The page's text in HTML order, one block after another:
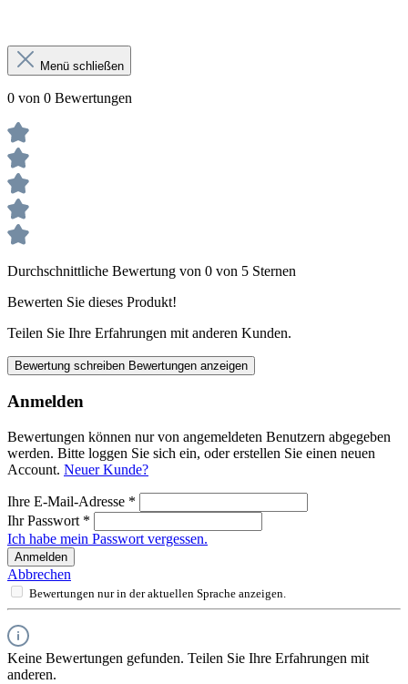
Menü schließen
0 von 0 Bewertungen
Durchschnittliche Bewertung von 0 von 5 Sternen
Bewerten Sie dieses Produkt!
Teilen Sie Ihre Erfahrungen mit anderen Kunden.
Bewertung schreiben Bewertungen anzeigen
Anmelden
Bewertungen können nur von angemeldeten Benutzern abgegeben
werden. Bitte loggen Sie sich ein, oder erstellen Sie einen neuen
Account. Neuer Kunde?
Ihre E-Mail-Adresse *
Ihr Passwort *
Ich habe mein Passwort vergessen.
Anmelden
Abbrechen
Bewertungen nur in der aktuellen Sprache anzeigen.
Keine Bewertungen gefunden. Teilen Sie Ihre Erfahrungen mit
anderen.